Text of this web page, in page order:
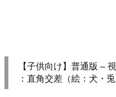
【子供向け】普通版 –
：直角交差（絵：犬・兎